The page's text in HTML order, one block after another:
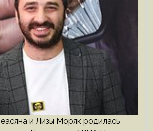
и Лизы Моряк родилась